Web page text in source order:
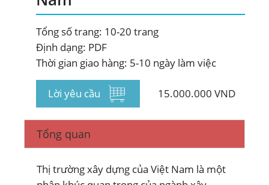
Tổng số trang: 10-20 trang
Định dạng: PDF
Thời gian giao hàng: 5-10 ngày làm việc
Lời yêu cầu 15.000.000 VND
Tổng quan
Thị trường xây dựng của Việt Nam là một